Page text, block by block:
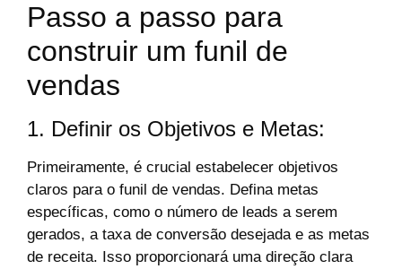
Passo a passo para
construir um funil de
vendas
1. Definir os Objetivos e Metas:
Primeiramente, é crucial estabelecer objetivos
claros para o funil de vendas. Defina metas
específicas, como o número de leads a serem
gerados, a taxa de conversão desejada e as metas
de receita. Isso proporcionará uma direção clara